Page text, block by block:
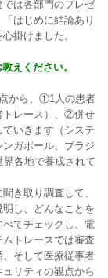
は各部門のプレゼ
はじめに結論あり
掛けました。
えください。
から、①1人の患者
トレース）、②併せ
いきます（システ
ガポール、ブラジ
各地で養成されて
き取り調査して、
し、どんなことを
てチェックし、電
トレースでは審査
そして医療従事者
リティの観点から